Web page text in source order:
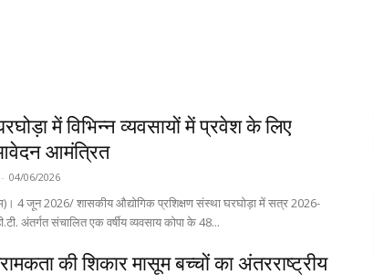
में विभिन्न व्यवसायों में प्रवेश के लिए
आमंत्रित
- 04/06/2026
4 जून 2026/ शासकीय औद्योगिक प्रशिक्षण संस्था घरघोड़ा में सत्र 2026-
अंतर्गत संचालित एक वर्षीय व्यवसाय कोपा के 48...
की शिकार मासूम बच्चों का अंतरराष्ट्रीय